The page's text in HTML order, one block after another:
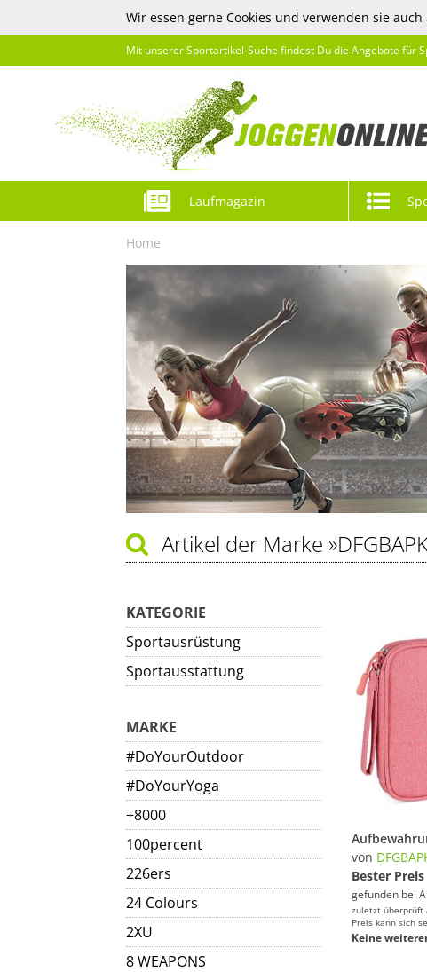
Wir essen gerne Cookies und verwenden sie
Mit unserer Sportartikel-Suche findest Du die Angebote für
Laufmagazin
Home
Artikel der Marke
KATEGORIE
Sportausrüstung
Sportausstattung
MARKE
#DoYourOutdoor
#DoYourYoga
+8000
100percent
226ers
24 Colours
2XU
8 WEAPONS
von
Bester Preis
gefunden bei
zuletzt überprüft
Preis kann sich
Keine